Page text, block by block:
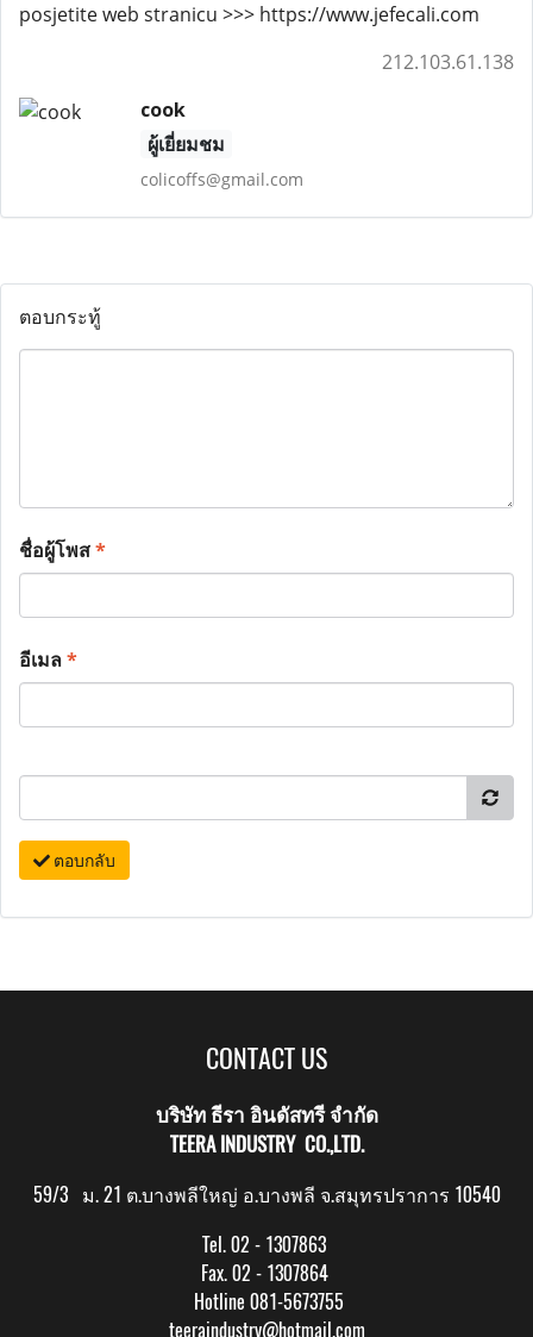
posjetite web stranicu >>> https://www.jefecali.com
212.103.61.138
cook
ผู้เยี่ยมชม
colicoffs@gmail.com
ตอบกระทู้
ชื่อผู้โพส*
อีเมล*
ตอบกลับ
CONTACT US
บริษัท ธีรา อินดัสทรี จำกัด
TEERA INDUSTRY CO.,LTD.
59/3 ม. 21 ต.บางพลีใหญ่ อ.บางพลี จ.สมุทรปราการ 10540
Tel. 02 - 1307863
Fax. 02 - 1307864
Hotline 081-5673755
teeraindustry@hotmail.com